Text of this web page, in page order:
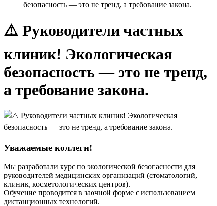
безопасность — это не тренд, а требование закона.
⚠️ Руководители частных
клиник! Экологическая
безопасность — это не тренд,
а требование закона.
Уважаемые коллеги!
Мы разработали курс по экологической безопасности для
руководителей медицинских организаций (стоматологий,
клиник, косметологических центров).
Обучение проводится в заочной форме с использованием
дистанционных технологий.